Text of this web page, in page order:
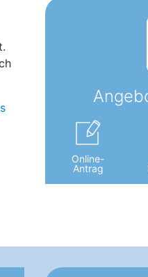
Online-
Antrag